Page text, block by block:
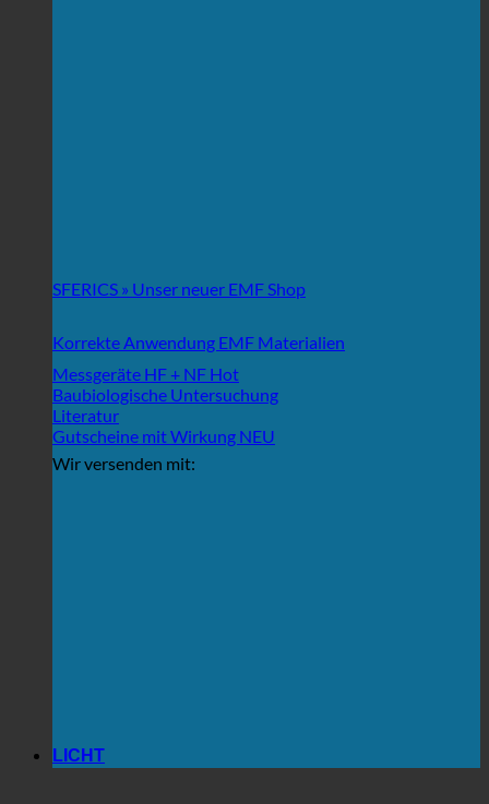
SFERICS » Unser neuer EMF Shop
Korrekte Anwendung EMF Materialien
Messgeräte HF + NF
Baubiologische Untersuchung
Literatur
Gutscheine mit Wirkung
Wir versenden mit:
LICHT